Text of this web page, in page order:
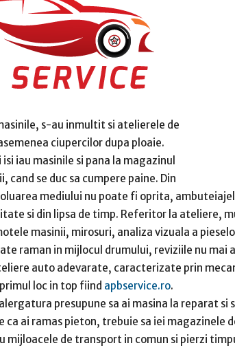
s-au inmultit si atelierele de
ciupercilor dupa ploaie.
iau masinile si pana la magazinul
cand se duc sa cumpere paine. Din
mediului nu poate fi oprita,
si din lipsa de timp. Referitor la ateliere,
masinii, mirosuri, analiza vizuala a
raman in mijlocul drumului, reviziile nu mai
auto adevarate, caracterizate prin
loc in top fiind apbservice.ro.
presupune sa ai masina la reparat si
ca ai ramas pieton, trebuie sa iei magazinele
mijloacele de transport in comun si pierzi